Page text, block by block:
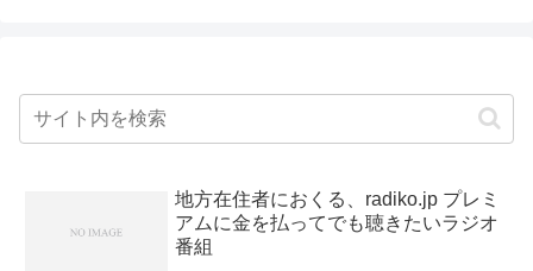
地方在住者におくる、radiko.jp プレミ
アムに金を払ってでも聴きたいラジオ
番組